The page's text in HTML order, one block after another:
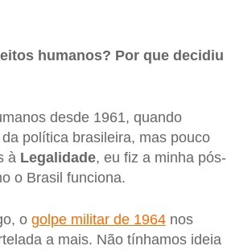
humanos? Por que decidiu
desde 1961, quando
política brasileira, mas pouco
à Legalidade, eu fiz a minha pós-
o Brasil funciona.
o golpe militar de 1964nos
a mais. Não tínhamos ideia